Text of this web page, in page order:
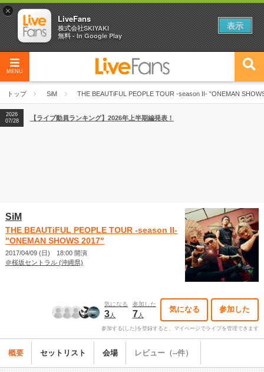
MENU
トップ SiM THE BEAUTiFUL PEOPLE TOUR -season II- "ONEMAN
04/27
【フェス特集2026】フェス情報はここから！
2026
07/28
2026
【フェス特集2026】フェス情報はここから！
2026
07/28
【ライブ動員ランキング】2026年上半期編発表！
SiM
THE BEAUTiFUL PEOPLE TOUR -season II-
"ONEMAN SHOWS 2017"
2017/04/09 (日) 18:00 開演
＠桜坂セントラル (沖縄県)
気になる
3人
参加した
7 人
気になる 参加した
参加する(した)を登録すると、マイページでライブを管理できます
概要 セットリスト 会場 レビュー（--件）
×
LiveFans
株式会社SKIYAKI
無料 - In Google Play
表示